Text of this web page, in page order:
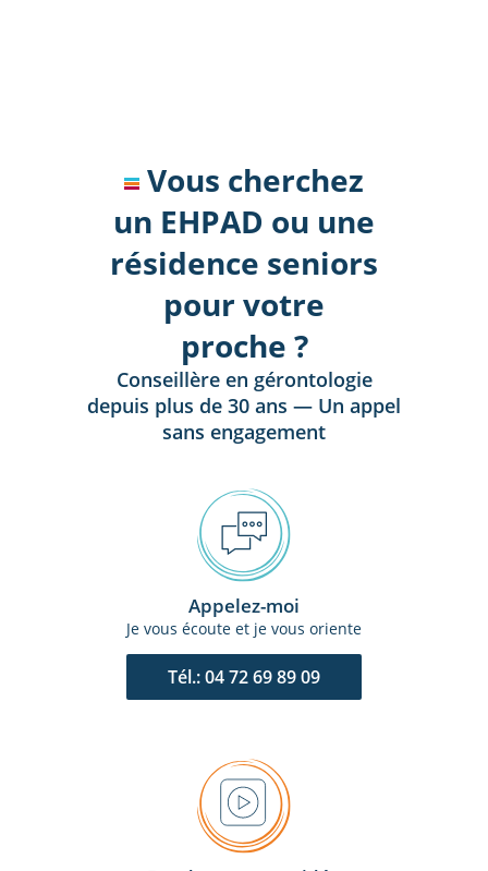
Vous cherchez
un EHPAD ou une
résidence seniors
pour votre
proche ?
Conseillère en gérontologie
depuis plus de 30 ans — Un appel
sans engagement
Appelez-moi
Je vous écoute et je vous oriente
Tél.: 04 72 69 89 09